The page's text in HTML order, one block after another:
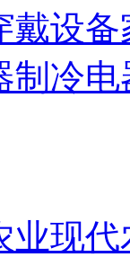
戴设备
制冷电
业现代